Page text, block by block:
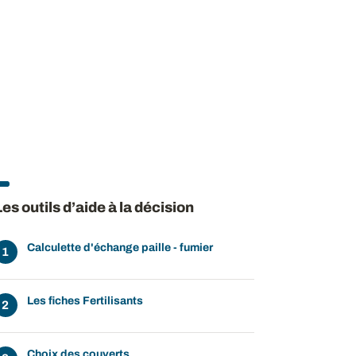
outils d’aide à la décision
Calculette d'échange paille - fumier
Les fiches Fertilisants